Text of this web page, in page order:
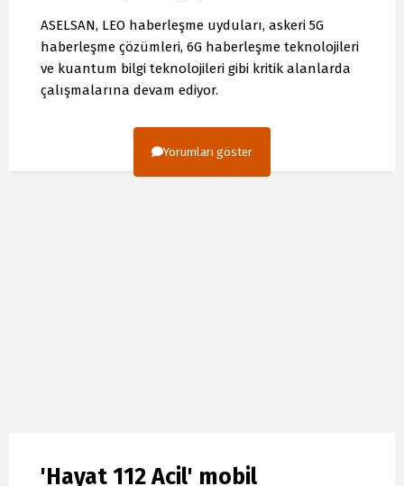
ASELSAN, LEO haberleşme uyduları, askeri 5G
haberleşme çözümleri, 6G haberleşme teknolojileri
ve kuantum bilgi teknolojileri gibi kritik alanlarda
çalışmalarına devam ediyor.
Yorumları göster
'Hayat 112 Acil' mobil